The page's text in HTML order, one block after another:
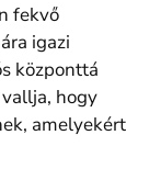
fekvő
igazi
központtá
hogy
amelyekért